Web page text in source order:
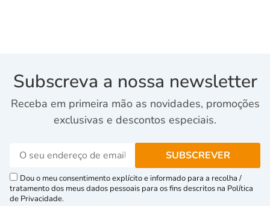
Subscreva a nossa newsletter
Receba em primeira mão as novidades, promoções
exclusivas e descontos especiais.
Dou o meu consentimento explícito e informado para a recolha /
tratamento dos meus dados pessoais para os fins descritos na Política
de Privacidade.